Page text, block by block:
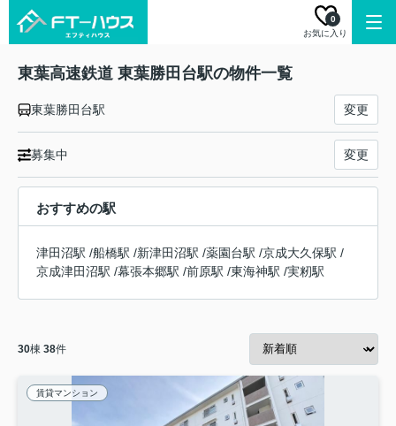
お気に入り
0
東葉高速鉄道 東葉勝田台駅の物件一覧
東葉勝田台駅 変更
募集中 変更
おすすめの駅
津田沼駅 /船橋駅 /新津田沼駅 /薬園台駅 /京成大久保駅 /
京成津田沼駅 /幕張本郷駅 /前原駅 /東海神駅 /実籾駅
30棟 38件
賃貸マンション